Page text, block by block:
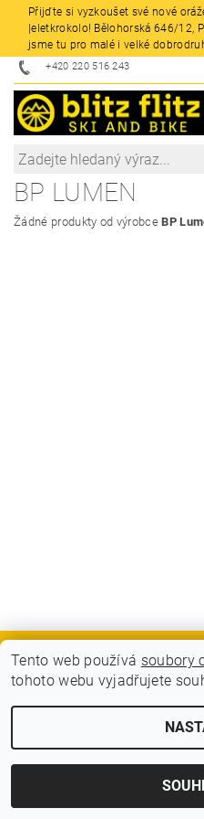
Přijďte si vyzkoušet své nové
|eletkrokolo! Bělohorská 646/12,
jsme tu pro malé i velké
+420 220 516 243
BP LUMEN
Žádné produkty od výrobceBP
GDPR - Souhlas se
Tento web používá soubory
tohoto webu vyjadřujete